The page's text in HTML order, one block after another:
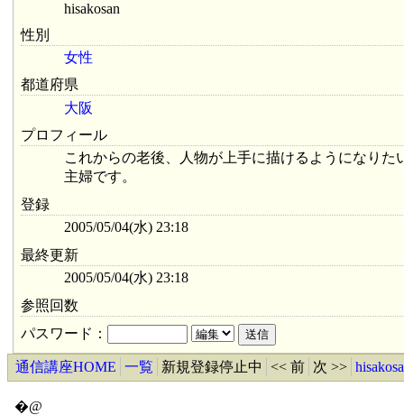
hisakosan
性別
女性
都道府県
大阪
プロフィール
これからの老後、人物が上手に描けるようになりた
主婦です。
登録
2005/05/04(水) 23:18
最終更新
2005/05/04(水) 23:18
参照回数
パスワード：
通信講座HOME 一覧 新規登録停止中 << 前 次 >>
�@